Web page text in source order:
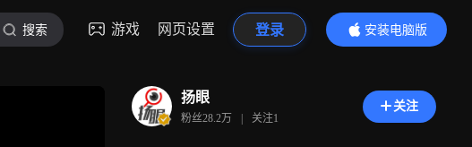
搜索 游戏 网页设置 登录
安装电脑版
内容更精彩
扬眼
粉丝28.2万 | 关注1
关注